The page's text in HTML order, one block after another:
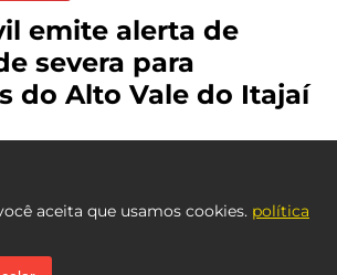
emite alerta de
severa para
do Alto Vale do Itajaí
aceita que usamos cookies. política